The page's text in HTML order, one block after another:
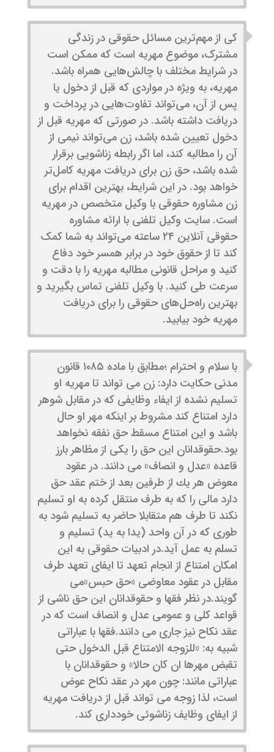
کی از مهم‌ترین مسائل حقوقی در زندگی
مشترک، موضوع مهریه است که ممکن است
در شرایط مختلف با چالش‌هایی همراه باشد.
مهریه، به ویژه در مواردی که قبل از دخول یا
پس از آن، می‌تواند تفاوت‌هایی در پرداخت و
دریافت داشته باشد. در صورتی که مهریه قبل از
دخول تعیین شده باشد، زن می‌تواند نیمی از
آن را مطالبه کند، اما اگر رابطه زناشویی برقرار
شده باشد، حق زن برای دریافت مهریه کامل‌تر
خواهد بود. در این شرایط، بهترین اقدام برای
زن مشاوره حقوقی با وکیل متخصص در مهریه
است. سایت وکیل تلفنی با ارائه مشاوره
حقوقی آنلاین ۲۴ ساعته می‌تواند به شما کمک
کند تا از حقوق خود در برابر همسر خود دفاع
کنید و مراحل قانونی مطالبه مهریه را با دقت و
سرعت طی کنید. با وکیل تلفنی تماس بگیرید و
بهترین راه‌حل‌های حقوقی را برای دریافت
مهریه خود بیابید.
با سلام و احترام ؛مطابق با ماده ۱۰۸۵ قانون
مدنی حكایت دارد: زن می تواند تا مهریه او
تسلیم نشده از ایفاء وظایفی كه در مقابل شوهر
دارد امتناع كند مشروط بر اینكه مهر او حال
باشد و این امتناع مسقط حق نفقه نخواهد
بود.حقوقدانان این حق را یكی از مظاهر بارز
قاعده «عدل و انصاف» می دانند. در عقود
معوض هر یك از طرفین بعد از ختم عقد حق
دارد مالی را كه به طرف منتقل كرده به او تسلیم
نكند تا طرف هم متقابلا حاضر به تسلیم شود به
طوری كه در آن واحد (یدا به ید) تسلیم و
تسلم به عمل آید.در ادبیات حقوقی به این
امكان امتناع از انجام تعهد تا ایفای تعهد طرف
مقابل در عقود معاوضی «حق حبس»می
گویند.در نظر فقها و حقوقدانان این حق ناشی از
قواعد كلی و عمومی عدل و انصاف است كه در
عقد نكاح نیز جاری می دانند.فقها با عباراتی
شبیه به: «للزوجه الامتناع قبل الدخول حتی
تقبض مهرها ان كان حالا» و حقوقدانان با
عباراتی مانند: چون مهر در عقد نكاح عوض
است، لذا زوجه می تواند قبل از دریافت مهریه
از ایفای وظایف زناشوئی خودداری كند.